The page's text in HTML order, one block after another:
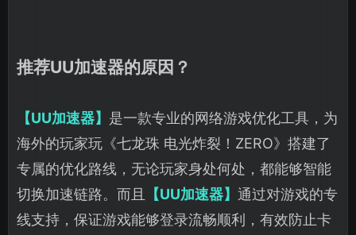
推荐UU加速器的原因？
【UU加速器】 是一款专业的网络游戏优化工具，为
海外的玩家玩《七龙珠 电光炸裂！ZERO》搭建了
专属的优化路线，无论玩家身处何处，都能够智能
切换加速链路。而且
【UU加速器】 通过对游戏的专
线支持，保证游戏能够登录流畅顺利，有效防止卡